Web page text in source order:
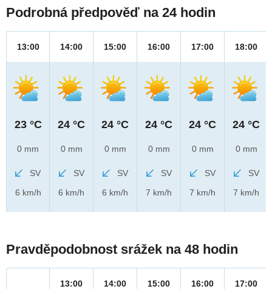
Podrobná předpověď na 24 hodin
13:00
23 °C
0 mm
SV
6 km/h
14:00
24 °C
0 mm
SV
6 km/h
15:00
24 °C
0 mm
SV
6 km/h
16:00
24 °C
0 mm
SV
7 km/h
17:00
24 °C
0 mm
SV
7 km/h
18:00
24 °C
0 mm
SV
7 km/h
Pravděpodobnost srážek na 48 hodin
13:00
14:00
15:00
16:00
17:00